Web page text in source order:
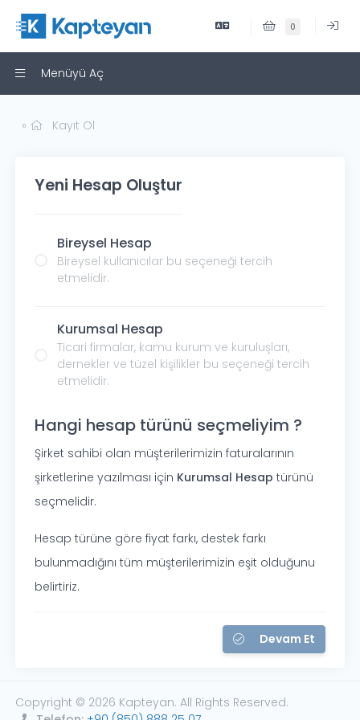
0
Menüyü Aç
Kayıt Ol
Yeni Hesap Oluştur
Bireysel Hesap
Bireysel kullanıcılar bu seçeneği tercih
etmelidir.
Kurumsal Hesap
Ticari firmalar, kamu kurum ve kuruluşları,
dernekler ve tüzel kişilikler bu seçeneği tercih
etmelidir.
Hangi hesap türünü seçmeliyim ?
Şirket sahibi olan müşterilerimizin faturalarının
şirketlerine yazılması için Kurumsal Hesap türünü
seçmelidir.
Hesap türüne göre fiyat farkı, destek farkı
bulunmadığını tüm müşterilerimizin eşit olduğunu
belirtiriz.
Devam Et
Copyright © 2026 Kapteyan. All Rights Reserved.